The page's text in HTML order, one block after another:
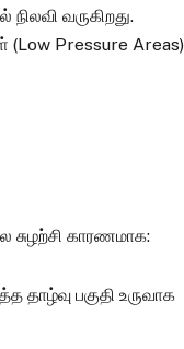
வருகிறது.
(Low Pressure Areas)
சுழற்சி காரணமாக:
தாழ்வு பகுதி உருவாக